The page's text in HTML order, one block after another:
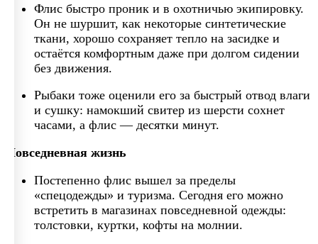
Флис быстро проник и в охотничью экипировку.
Он не шуршит, как некоторые синтетические
ткани, хорошо сохраняет тепло на засидке и
остаётся комфортным даже при долгом сидении
без движения.
Рыбаки тоже оценили его за быстрый отвод влаги
и сушку: намокший свитер из шерсти сохнет
часами, а флис — десятки минут.
Повседневная жизнь
Постепенно флис вышел за пределы
«спецодежды» и туризма. Сегодня его можно
встретить в магазинах повседневной одежды:
толстовки, куртки, кофты на молнии.